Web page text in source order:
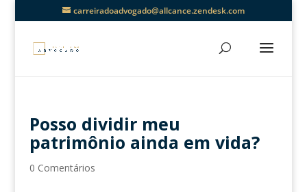
carreiradoadvogado@allcance.zendesk.com
Posso dividir meu
patrimônio ainda em vida?
0 Comentários